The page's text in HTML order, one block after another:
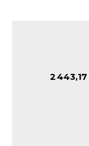
2 443,17